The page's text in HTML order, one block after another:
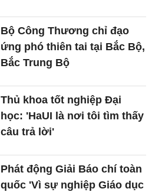
Bộ Công Thương chỉ đạo
ứng phó thiên tai tại Bắc Bộ,
Bắc Trung Bộ
Thủ khoa tốt nghiệp Đại
học: 'HaUI là nơi tôi tìm thấy
câu trả lời'
Phát động Giải Báo chí toàn
quốc 'Vì sự nghiệp Giáo dục